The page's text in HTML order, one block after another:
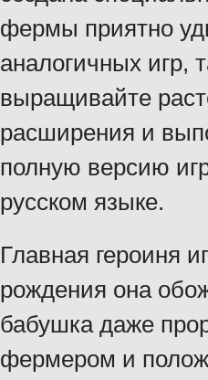
фермы приятно
аналогичных игр,
выращивайте
расширения и
полную версию
русском языке.
Главная героиня
рождения она
бабушка даже
фермером и